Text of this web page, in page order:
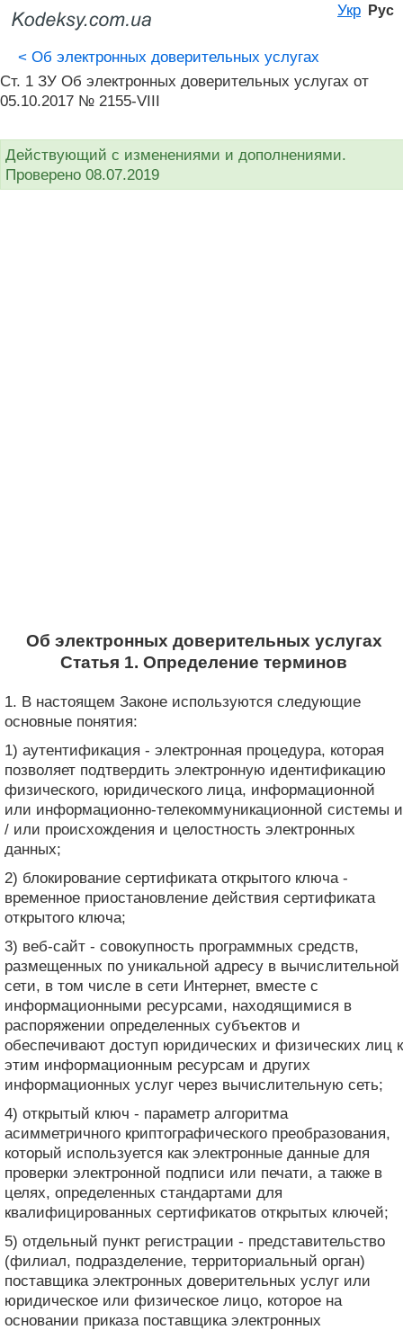
Укр Рус
< Об электронных доверительных услугах
Ст. 1 ЗУ Об электронных доверительных услугах от
05.10.2017 № 2155-VIII
Действующий с изменениями и дополнениями.
Проверено 08.07.2019
Об электронных доверительных услугах
Статья 1. Определение терминов
1. В настоящем Законе используются следующие
основные понятия:
1) аутентификация - электронная процедура, которая
позволяет подтвердить электронную идентификацию
физического, юридического лица, информационной
или информационно-телекоммуникационной системы и
/ или происхождения и целостность электронных
данных;
2) блокирование сертификата открытого ключа -
временное приостановление действия сертификата
открытого ключа;
3) веб-сайт - совокупность программных средств,
размещенных по уникальной адресу в вычислительной
сети, в том числе в сети Интернет, вместе с
информационными ресурсами, находящимися в
распоряжении определенных субъектов и
обеспечивают доступ юридических и физических лиц к
этим информационным ресурсам и других
информационных услуг через вычислительную сеть;
4) открытый ключ - параметр алгоритма
асимметричного криптографического преобразования,
который используется как электронные данные для
проверки электронной подписи или печати, а также в
целях, определенных стандартами для
квалифицированных сертификатов открытых ключей;
5) отдельный пункт регистрации - представительство
(филиал, подразделение, территориальный орган)
поставщика электронных доверительных услуг или
юридическое или физическое лицо, которое на
основании приказа поставщика электронных